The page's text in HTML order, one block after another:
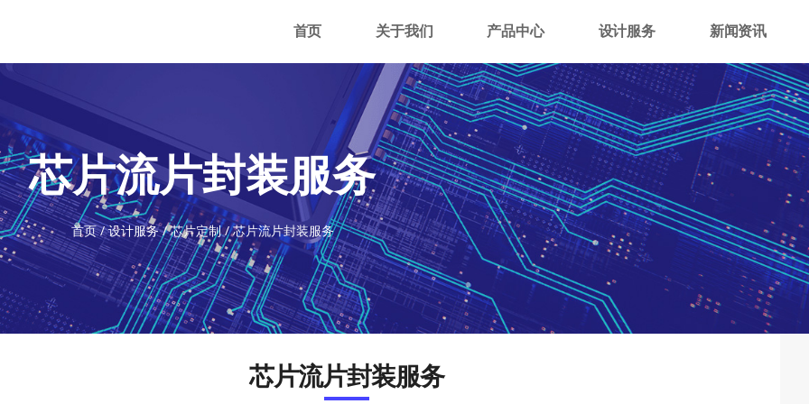
首页 关于我们 产品中心 设计服务 新闻资讯
芯片流片封装服务
首页/设计服务/芯片定制/芯片流片封装服务
芯片流片封装服务